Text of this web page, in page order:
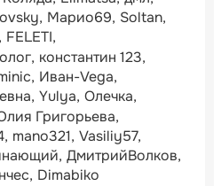
Марио69 Soltan
FELETI
константин 123
Иван-Vega
Yulya Олечка
Григорьева
mano321 Vasiliy57
ДмитрийВолков
Dimabiko